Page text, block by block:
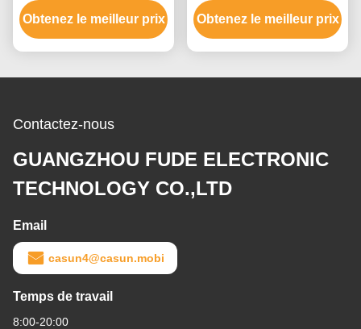
NEMA 34 de degré 86mm
hybride
Obtenez le meilleur prix
degré 40mN.M ROHS
Obtenez le meilleur prix
Contactez-nous
GUANGZHOU FUDE ELECTRONIC
TECHNOLOGY CO.,LTD
Email
casun4@casun.mobi
Temps de travail
8:00-20:00